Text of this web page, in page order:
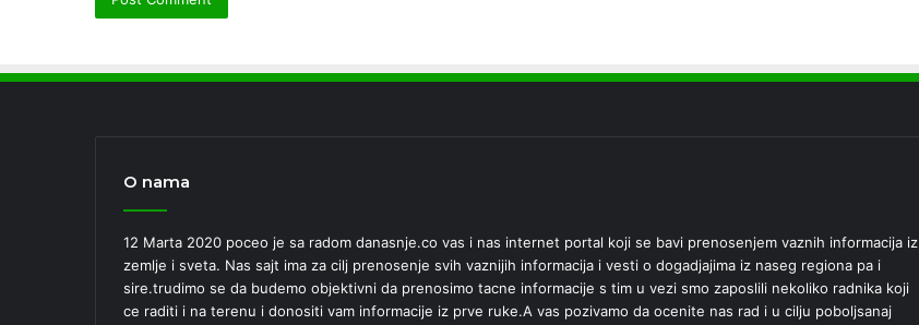
O nama
12 Marta 2020 poceo je sa radom danasnje.co vas i nas internet portal koji se bavi prenosenjem vaznih informacija iz
zemlje i sveta. Nas sajt ima za cilj prenosenje svih vaznijih informacija i vesti o dogadjajima iz naseg regiona pa i
sire.trudimo se da budemo objektivni da prenosimo tacne informacije s tim u vezi smo zaposlili nekoliko radnika koji
ce raditi i na terenu i donositi vam informacije iz prve ruke.A vas pozivamo da ocenite nas rad i u cilju poboljsanaj